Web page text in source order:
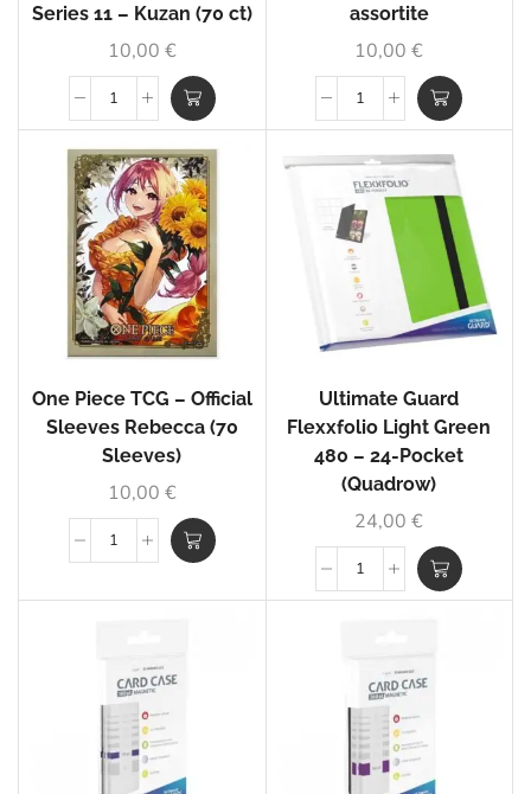
Series 11 – Kuzan (70 ct)
10,00 €
assortite
10,00€
One Piece TCG – Official
Sleeves Rebecca (70
Sleeves)
10,00 €
Ultimate Guard
Flexxfolio Light Green
480 – 24-Pocket
(Quadrow)
24,00€